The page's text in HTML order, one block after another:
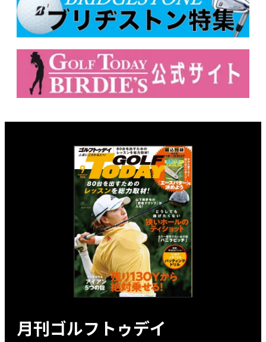
月刊ゴルフトゥデイ